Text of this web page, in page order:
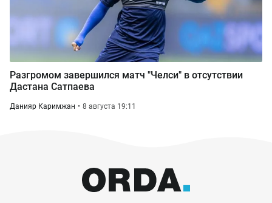
Разгромом завершился матч "Челси" в отсутствии
Дастана Сатпаева
Данияр Каримжан 8 августа 19:11